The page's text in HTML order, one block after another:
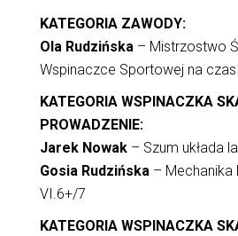
KATEGORIA ZAWODY:
Ola Rudzińska– Mistrzostwo
Wspinaczce Sportowej na czas
KATEGORIA WSPINACZKA
PROWADZENIE:
Jarek Nowak– Szum układa
Gosia Rudzińska– Mechanika
VI.6+/7
KATEGORIA WSPINACZKA